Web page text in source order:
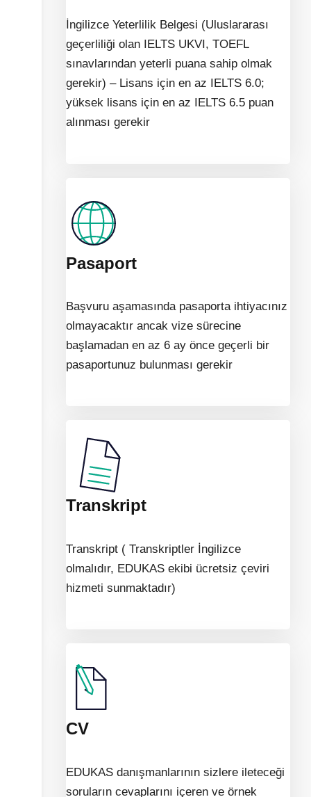
İngilizce Yeterlilik Belgesi (Uluslararası
geçerliliği olan IELTS UKVI, TOEFL
sınavlarından yeterli puana sahip olmak
gerekir) – Lisans için en az IELTS 6.0;
yüksek lisans için en az IELTS 6.5 puan
alınması gerekir
Pasaport
Başvuru aşamasında pasaporta ihtiyacınız
olmayacaktır ancak vize sürecine
başlamadan en az 6 ay önce geçerli bir
pasaportunuz bulunması gerekir
Transkript
Transkript ( Transkriptler İngilizce
olmalıdır, EDUKAS ekibi ücretsiz çeviri
hizmeti sunmaktadır)
CV
EDUKAS danışmanlarının sizlere ileteceği
soruların cevaplarını içeren ve örnek